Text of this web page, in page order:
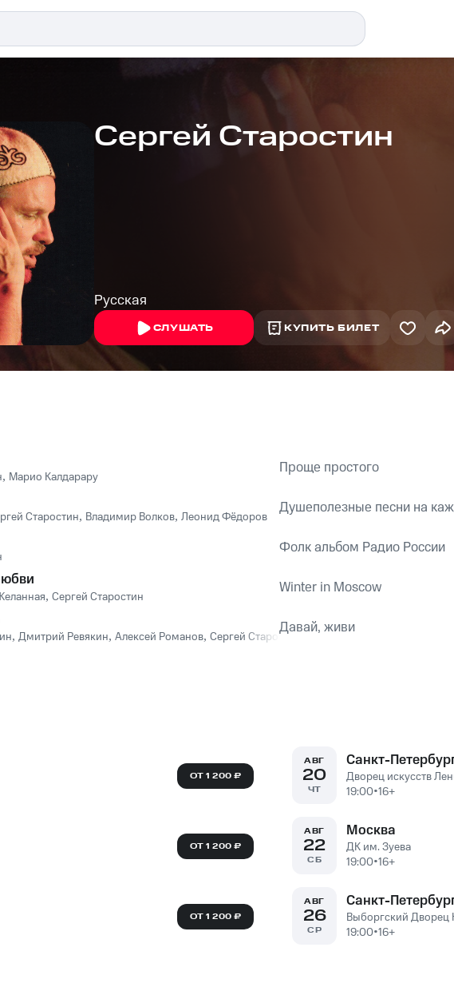
Сергей Старостин
Русская
СЛУШАТЬ КУПИТЬ БИЛЕТ
, Марио Калдарару Проще простого
Старостин, Владимир Волков, Леонид Фёдоров Душеполезные песни на
Фолк альбом Радио России
, Сергей Старостин Winter in Moscow
, Дмитрий Ревякин, Алексей Романов, Сергей СтаростинДавай, живи
ОТ 1 200 ₽
ОТ 1 200 ₽
ОТ 1 200 ₽
АВГ
20
ЧТ
Санкт-
19:00•16+
АВГ
22
СБ
Москва
ДК им. Зуева
19:00•16+
АВГ
26
СР
Санкт-
Выборгский Дворец
19:00•16+